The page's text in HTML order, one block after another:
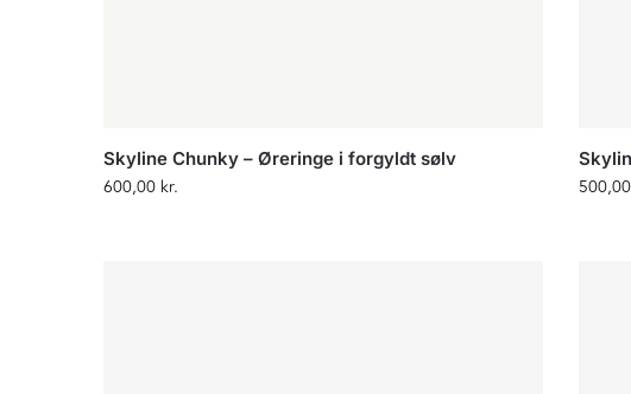
Skyline Chunky – Øreringe i forgyldt sølv
600,00 kr. 500,00